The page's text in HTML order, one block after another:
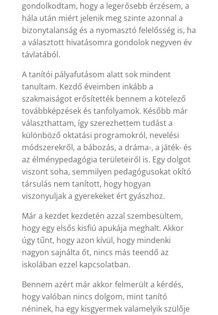
gondolkodtam, hogy a legerősebb érzésem, a
hála után miért jelenik meg szinte azonnal a
bizonytalanság és a nyomasztó felelősség is, ha
a választott hivatásomra gondolok negyven év
távlatából.
A tanítói pályafutásom alatt sok mindent
tanultam. Kezdő éveimben inkább a
szakmaiságot erősítették bennem a kötelező
továbbképzések és tanfolyamok. Később már
választhattam, így szerezhettem tudást a
különböző oktatási programokról, nevelési
módszerekről, a bábozás, a dráma-, a játék- és
az élménypedagógia területeiről is. Egy dolgot
viszont soha, semmilyen pedagógusokat okító
társulás nem tanított, hogy hogyan
viszonyuljak a gyerekeket ért gyászhoz.
Már a kezdet kezdetén azzal szembesültem,
hogy egy elsős kisfiú apukája meghalt. Akkor
úgy tűnt, hogy azon kívül, hogy mindenki
nagyon sajnálta őt, nincs más teendő az
iskolában ezzel kapcsolatban.
Bennem azért már akkor felmerült a kérdés,
hogy valóban nincs dolgom, mint tanító
néninek, ha egy kisgyermek valamelyik szülője